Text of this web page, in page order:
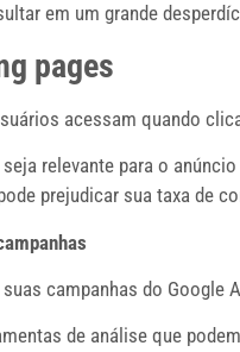
em um grande
pages
acessam quando
seja relevante para o
prejudicar sua taxa de
campanhas do
de análise que